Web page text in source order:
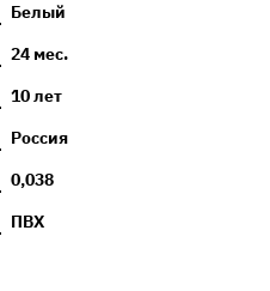
Белый
24 мес.
10 лет
Россия
0,038
ПВХ